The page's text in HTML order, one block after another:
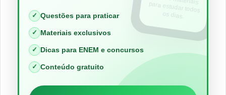
✓ Questões para praticar
✓ Materiais exclusivos
✓ Dicas para ENEM e concursos
✓ Conteúdo gratuito
os dias.